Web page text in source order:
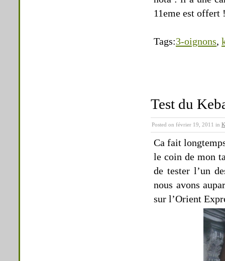
11eme est offert
Tags:3-oignons,
Test du
Posted on février 19, 2011 in
Ca fait
le coin de mon
de tester l’un
nous avons
sur l’Orient